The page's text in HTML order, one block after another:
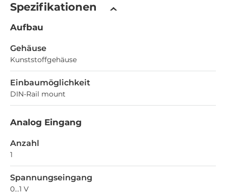
Spezifikationen
Aufbau
Gehäuse
Kunststoffgehäuse
Einbaumöglichkeit
DIN-Rail mount
Analog Eingang
Anzahl
1
Spannungseingang
0...1 V